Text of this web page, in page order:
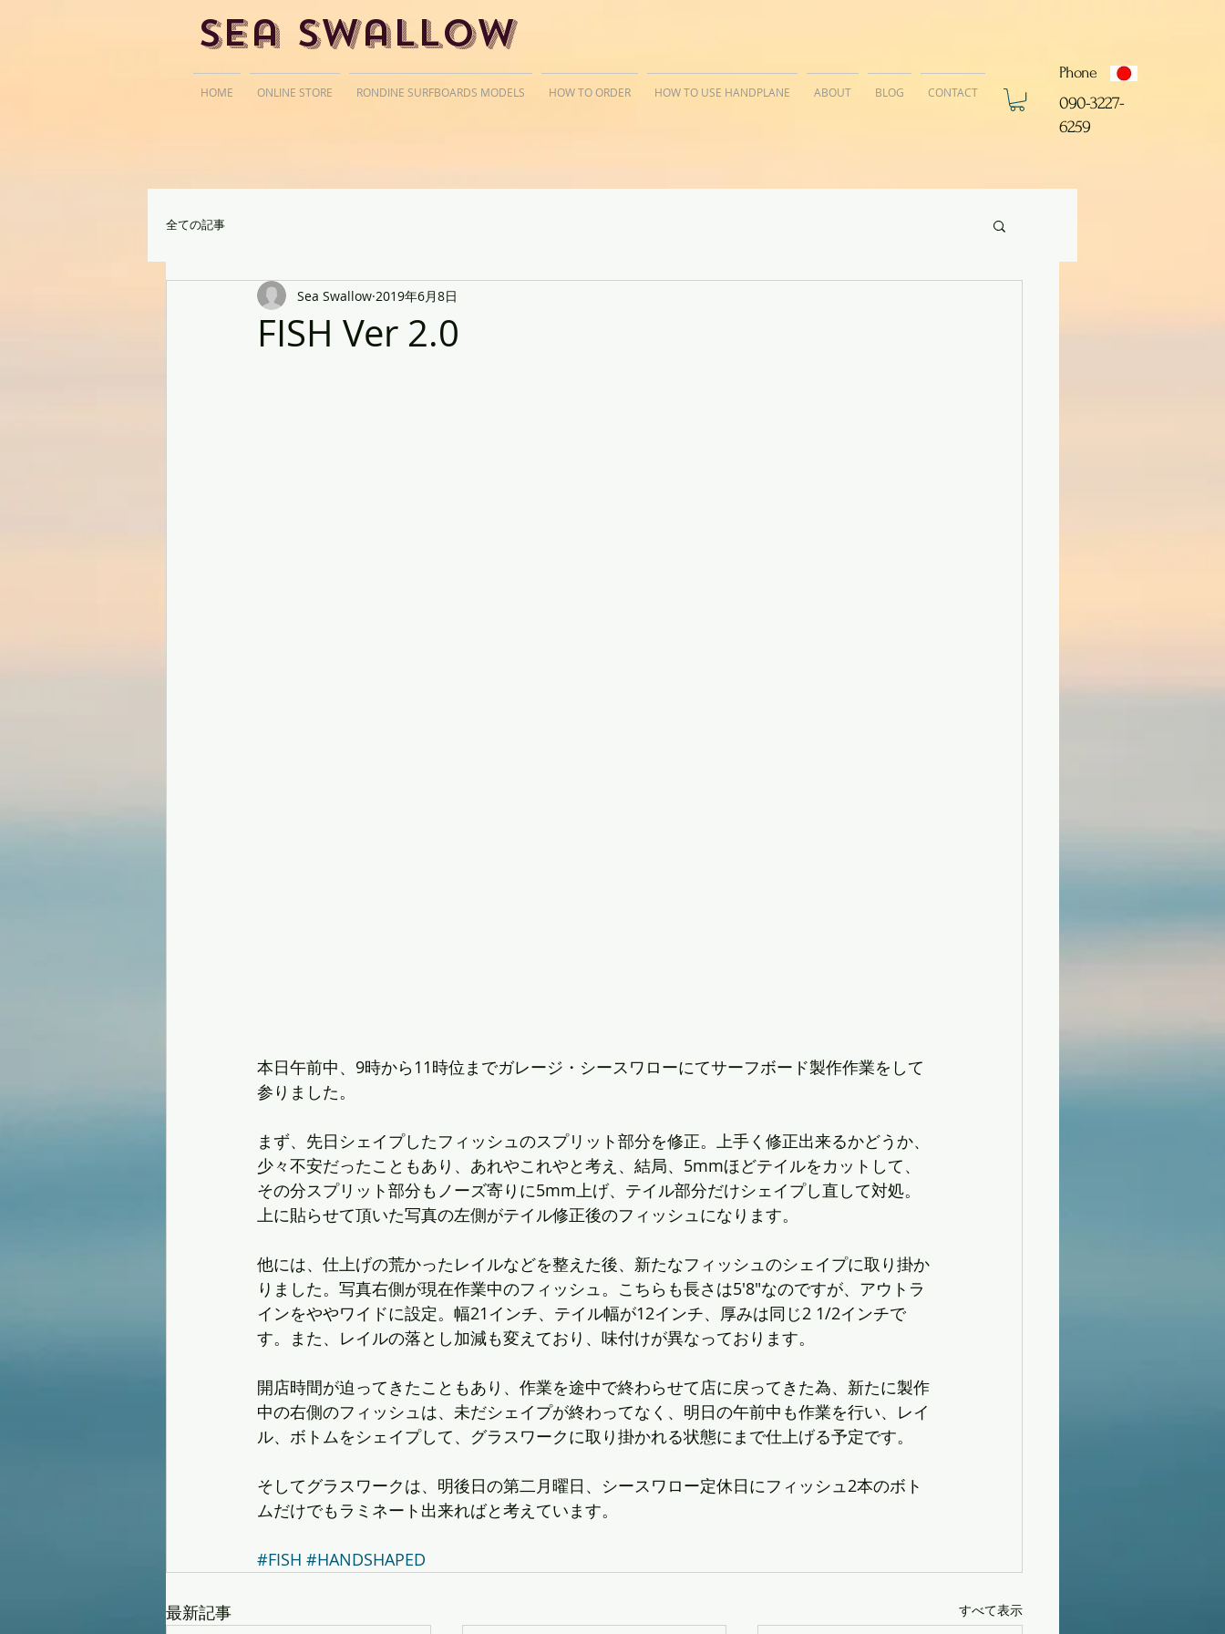
Sea Swallow
​090-3227-
6259
Phone
全ての記事
FISH Ver 2.0
Sea Swallow 2019年6月8日
本日午前中、9時から11時位までガレージ・シースワローにてサーフボード製作作業をして
参りました。
まず、先日シェイプしたフィッシュのスプリット部分を修正。上手く修正出来るかどうか、
少々不安だったこともあり、あれやこれやと考え、結局、5mmほどテイルをカットして、
その分スプリット部分もノーズ寄りに5mm上げ、テイル部分だけシェイプし直して対処。
上に貼らせて頂いた写真の左側がテイル修正後のフィッシュになります。
他には、仕上げの荒かったレイルなどを整えた後、新たなフィッシュのシェイプに取り掛か
りました。写真右側が現在作業中のフィッシュ。こちらも長さは5'8"なのですが、アウトラ
インをややワイドに設定。幅21インチ、テイル幅が12インチ、厚みは同じ2 1/2インチで
す。また、レイルの落とし加減も変えており、味付けが異なっております。
開店時間が迫ってきたこともあり、作業を途中で終わらせて店に戻ってきた為、新たに製作
中の右側のフィッシュは、未だシェイプが終わってなく、明日の午前中も作業を行い、レイ
ル、ボトムをシェイプして、グラスワークに取り掛かれる状態にまで仕上げる予定です。
そしてグラスワークは、明後日の第二月曜日、シースワロー定休日にフィッシュ2本のボト
ムだけでもラミネート出来ればと考えています。
#FISH #HANDSHAPED
最新記事 すべて表示
HOME ONLINE STORE RONDINE SURFBOARDS MODELS HOW TO ORDER HOW TO USE HANDPLANE ABOUT BLOG CONTACT